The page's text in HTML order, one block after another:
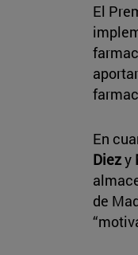
El
En
Diezy
de